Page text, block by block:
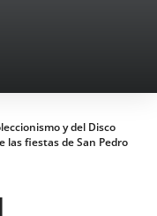
y del Disco
las fiestas de San Pedro